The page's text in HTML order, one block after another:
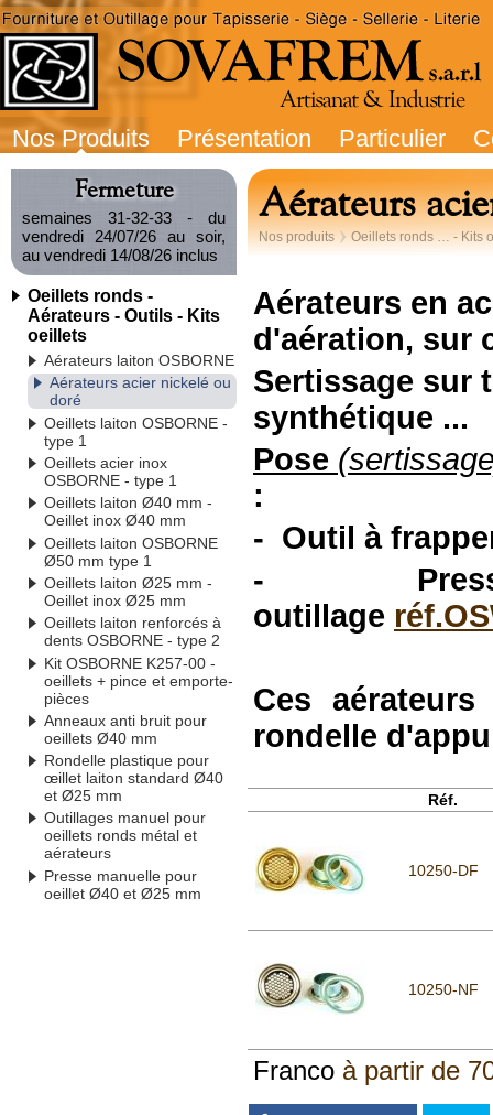
Nos Produits Présentation Particulier
Fermeture
semaines 31-32-33 - du
vendredi 24/07/26 au soir,
au vendredi 14/08/26 inclus
Oeillets ronds -
Aérateurs - Outils - Kits
oeillets
Aérateurs laiton OSBORNE
Aérateurs acier nickelé ou
doré
Oeillets laiton OSBORNE -
type 1
Oeillets acier inox
OSBORNE - type 1
Oeillets laiton Ø40 mm -
Oeillet inox Ø40 mm
Oeillets laiton OSBORNE
Ø50 mm type 1
Oeillets laiton Ø25 mm -
Oeillet inox Ø25 mm
Oeillets laiton renforcés à
dents OSBORNE - type 2
Kit OSBORNE K257-00 -
oeillets + pince et emporte-
pièces
Anneaux anti bruit pour
oeillets Ø40 mm
Rondelle plastique pour
œillet laiton standard Ø40
et Ø25 mm
Outillages manuel pour
oeillets ronds métal et
aérateurs
Presse manuelle pour
oeillet Ø40 et Ø25 mm
Aérateurs
Nos produits Oeillets ronds … - Kits
Aérateurs en
d'aération, sur
Sertissage sur
synthétique ...
Pose
:
- Outil à
-
outillage
Ces
rondelle
Réf.
10250-DF
10250-NF
Franco à partir de